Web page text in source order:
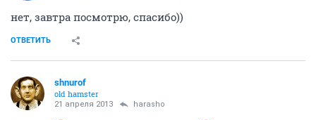
нет, завтра посмотрю, спасибо))
ОТВЕТИТЬ
shnurof
old hamster
21 апреля 2013 harasho